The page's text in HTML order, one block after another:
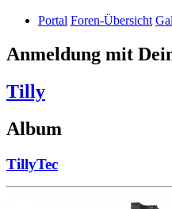
Portal Foren-Übersicht
Anmeldung mit
Tilly
Album
TillyTec